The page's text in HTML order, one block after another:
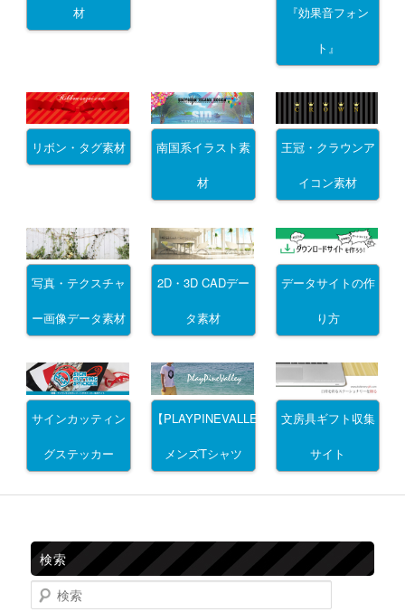
材 『効果音フォン
ト』
リボン・タグ素材 南国系イラスト素
材
王冠・クラウンア
イコン素材
写真・テクスチャ
ー画像データ素材
2D・3D CADデー
タ素材
データサイトの作
り方
サインカッティン
グステッカー
【PLAYPINEVALLEY】
メンズTシャツ
文房具ギフト収集
サイト
検索
検索